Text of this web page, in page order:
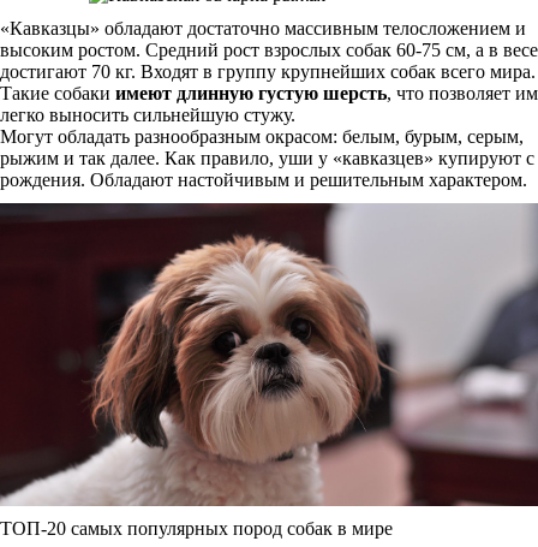
«Кавказцы» обладают достаточно массивным телосложением и
высоким ростом. Средний рост взрослых собак 60-75 см, а в весе
достигают 70 кг. Входят в группу крупнейших собак всего мира.
Такие собаки имеют длинную густую шерсть, что позволяет им
легко выносить сильнейшую стужу.
Могут обладать разнообразным окрасом: белым, бурым, серым,
рыжим и так далее. Как правило, уши у «кавказцев» купируют с
рождения. Обладают настойчивым и решительным характером.
ТОП-20 самых популярных пород собак в мире